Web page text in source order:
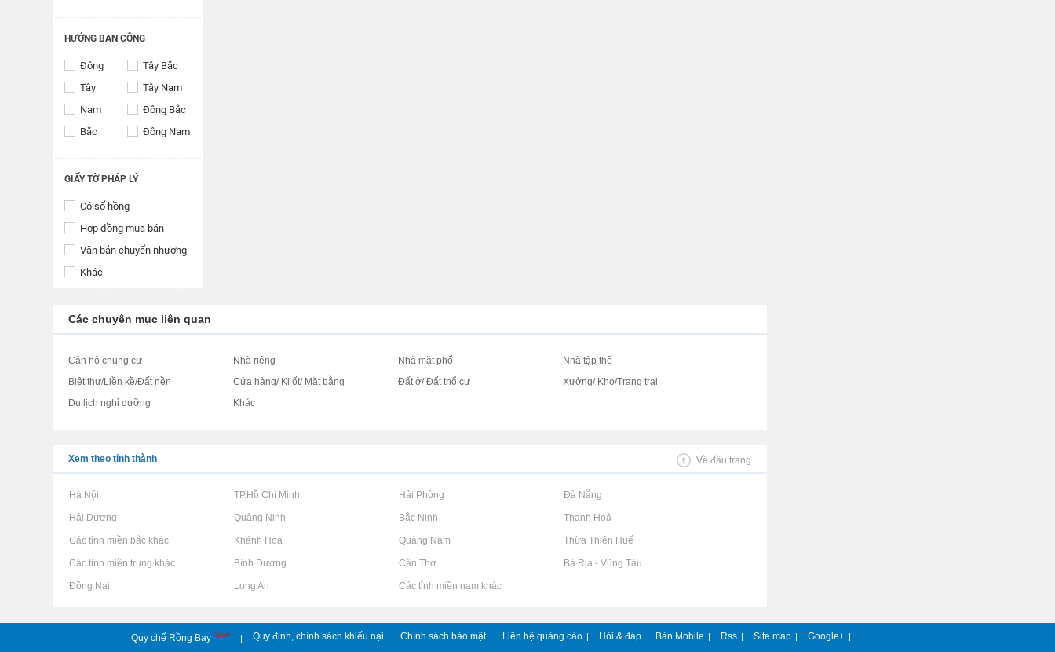
HƯỚNG BAN CÔNG
Đông
Tây Bắc
Tây
Tây Nam
Nam
Đông Bắc
Bắc
Đông Nam
GIẤY TỜ PHÁP LÝ
Có sổ hồng
Hợp đồng mua bán
Văn bản chuyển nhượng
Khác
Các chuyên mục liên quan
Căn hộ chung cư Nhà riêng Nhà mặt phố
Nhà tập thể
Biệt thự/Liền kề/Đất nền
Cửa hàng/ Ki ốt/ Mặt bằng Đất ở/ Đất thổ cư
Xưởng/ Kho/Trang trại
Du lịch nghỉ dưỡng
Khác
Xem theo tỉnh thành Về đầu trang
Rao vặt tại Hà Nội Rao vặt tại TP.Hồ Chí Minh Rao vặt tại Hải Phòng Rao vặt tại Đà Nẵng
Rao vặt tại Hải Dương Rao vặt tại Quảng Ninh Rao vặt tại Bắc Ninh Rao vặt tại Thanh Hoá
Rao vặt tại Các tỉnh miền bắc khác Rao vặt tại Khánh Hoà Rao vặt tại Quảng Nam Rao vặt tại Thừa Thiên Huế
Rao vặt tại Các tỉnh miền trung khác Rao vặt tại Bình Dương Rao vặt tại Cần Thơ Rao vặt tại Bà Rịa - Vũng Tàu
Rao vặt tại Đồng Nai Rao vặt tại Long An Rao vặt tại Các tỉnh miền nam khác
Quy chế Rồng Bay New | Quy định, chính sách khiếu nại | Chính sách bảo mật | Liên hệ quảng cáo | Hỏi & đáp | Bản Mobile | Rss | Site map | Google+ |